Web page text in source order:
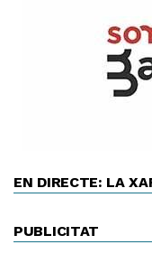
EN DIRECTE: LA
PUBLICITAT